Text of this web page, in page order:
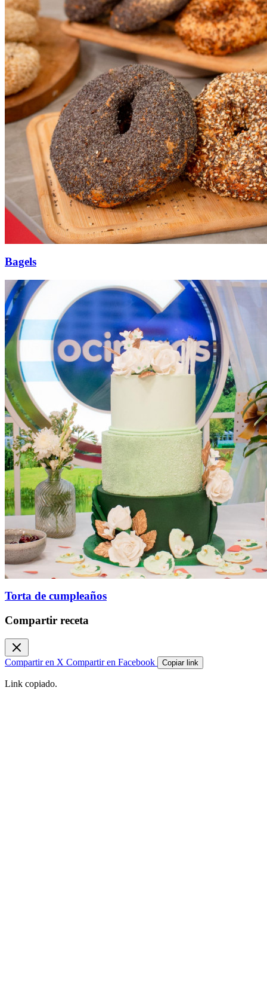
Bagels
Torta de cumpleaños
Compartir receta
Compartir en X Compartir en Facebook Copiar link
Link copiado.